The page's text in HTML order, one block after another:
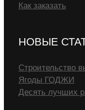
Как заказать
НОВЫЕ
Строительство
Ягоды ГОДЖИ
Десять лучших